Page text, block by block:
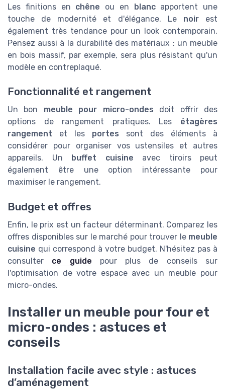
Les finitions en chêne ou en blancapportent une
touche de modernité et d'élégance. Le noirest
également très tendance pour un look contemporain.
Pensez aussi à la durabilité des matériaux : un meuble
en bois massif, par exemple, sera plus résistant qu'un
modèle en contreplaqué.
Fonctionnalité et rangement
Un bon meuble pour micro-ondes doit offrir des
options de rangement pratiques. Les étagères
rangement et les portes sont des éléments à
considérer pour organiser vos ustensiles et autres
appareils. Un
buffet cuisine avec tiroirs peut
également être une option intéressante pour
maximiser le rangement.
Budget et offres
Enfin, le prix est un facteur déterminant. Comparez les
offres disponibles sur le marché pour trouver le meuble
cuisine qui correspond à votre budget. N'hésitez pas à
consulter ce guide pour plus de conseils sur
l'optimisation de votre espace avec un meuble pour
micro-ondes.
Installer un meuble pour four et
micro-ondes : astuces et
conseils
Installation facile avec style : astuces
d’aménagement